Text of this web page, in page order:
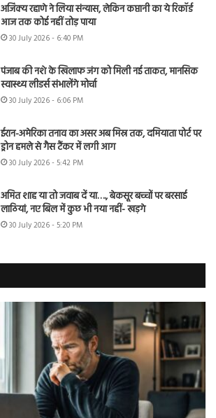
अजिंक्य रहाणे ने लिया संन्यास, लेकिन कप्तानी का ये रिकॉर्ड
आज तक कोई नहीं तोड़ पाया
30 July 2026 - 6:40 PM
पंजाब की नशे के खिलाफ जंग को मिली नई ताकत, मानसिक
स्वास्थ्य लीडर्स संभालेंगे मोर्चा
30 July 2026 - 6:06 PM
ईरान-अमेरिका तनाव का असर अब मिस्र तक, दमियाता पोर्ट पर
ड्रोन हमले से गैस टैंकर में लगी आग
30 July 2026 - 5:42 PM
अमित शाह या तो जवाब दें या…., बेकसूर बच्चों पर बरसाई
लाठियां, नए बिल में कुछ भी नया नहीं- खड़गे
30 July 2026 - 5:20 PM